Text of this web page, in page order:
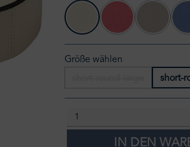
G06-ivory G13-red
(Diese Option ist
G21-mud
(Diese
Größe wählen
short-
IN DEN